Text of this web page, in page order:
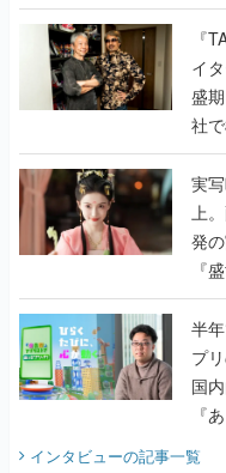
で
く
『
イ
盛
社
『
ん
実
上
発
『
う
半年
プ
国
『
インタビューの記事一覧